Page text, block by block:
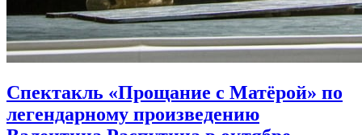
Спектакль «Прощание с Матёрой» по
легендарному произведению